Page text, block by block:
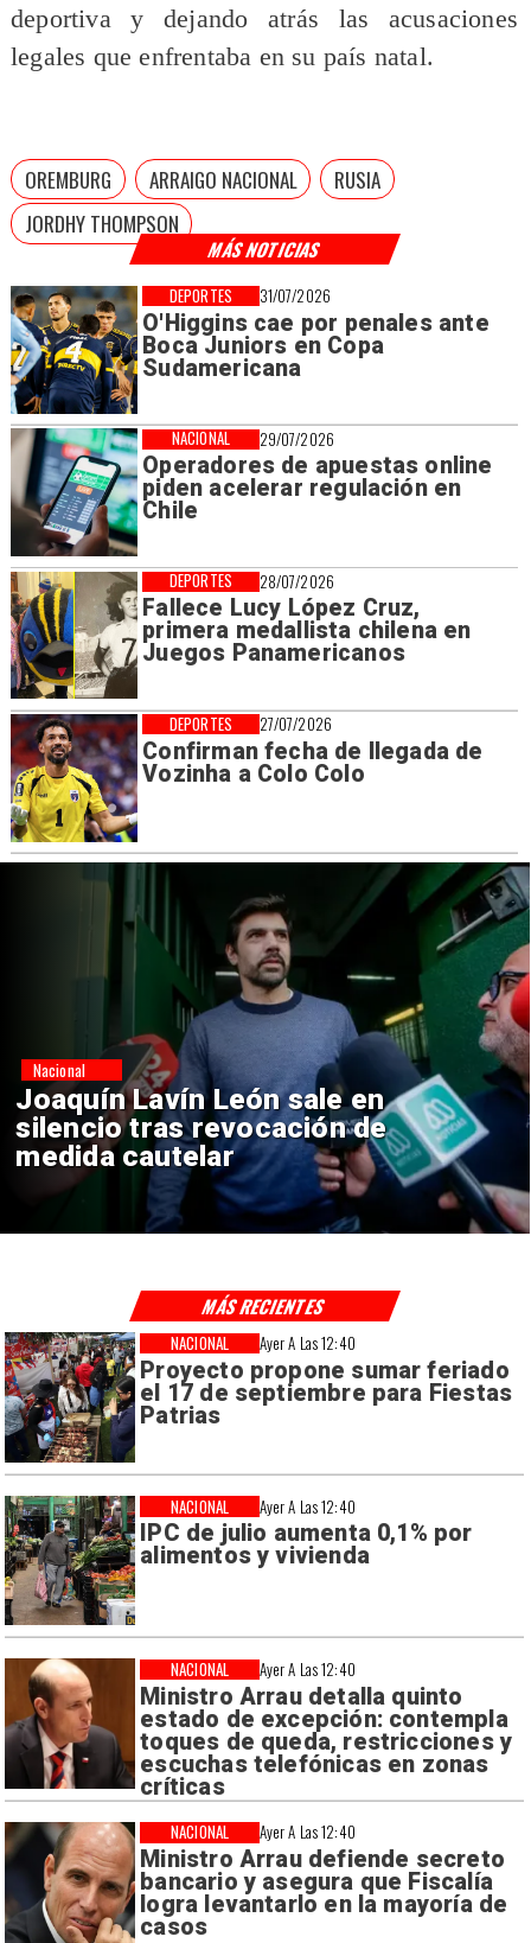
MÁS NOTICIAS
31/07/2026
O'Higgins cae por penales ante
Boca Juniors en Copa
Sudamericana
DEPORTES
29/07/2026
Operadores de apuestas online
piden acelerar regulación en
Chile
NACIONAL
28/07/2026
Fallece Lucy López Cruz,
primera medallista chilena en
Juegos Panamericanos
DEPORTES
27/07/2026
Confirman fecha de llegada de
Vozinha a Colo Colo
DEPORTES
deportiva y dejando atrás las acusaciones
legales que enfrentaba en su país natal.
OREMBURG ARRAIGO NACIONAL
RUSIA
JORDHY THOMPSON
Chile y Venezuela formalizan
reinicio de relaciones
consulares
Nacional
Ayer A Las 12:40
Proyecto propone sumar feriado
el 17 de septiembre para Fiestas
Patrias
NACIONAL
Ayer A Las 12:40
IPC de julio aumenta 0,1% por
alimentos y vivienda
NACIONAL
Ayer A Las 12:40
Ministro Arrau detalla quinto
estado de excepción: contempla
toques de queda, restricciones y
escuchas telefónicas en zonas
críticas
NACIONAL
Ayer A Las 12:40
Ministro Arrau defiende secreto
bancario y asegura que Fiscalía
logra levantarlo en la mayoría de
casos
NACIONAL
MÁS RECIENTES